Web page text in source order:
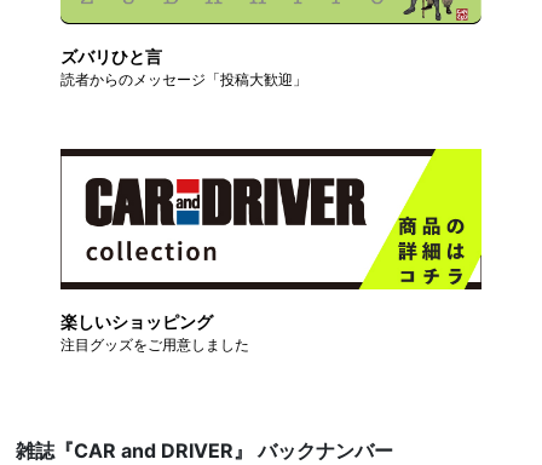
ズバリひと言
読者からのメッセージ「投稿大歓迎」
楽しいショッピング
注目グッズをご用意しました
雑誌『CAR and DRIVER』 バックナンバー